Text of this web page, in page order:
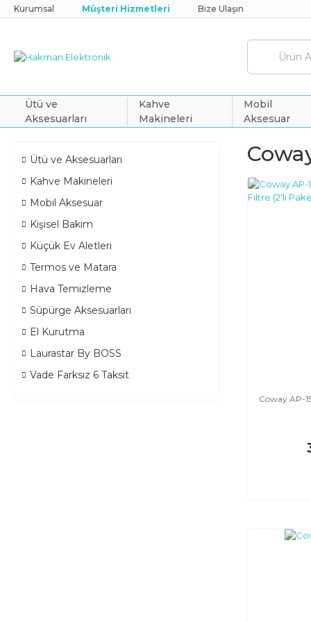
Kurumsal Müşteri Hizmetleri Bize Ulaşın
Ütü ve
Aksesuarları
Kahve
Makineleri
Mobil
Aksesuar
Ütü ve Aksesuarları
Kahve Makineleri
Mobil Aksesuar
Kişisel Bakım
Küçük Ev Aletleri
Termos ve Matara
Hava Temizleme
Süpürge Aksesuarları
El Kurutma
Laurastar By BOSS
Vade Farksız 6 Taksit
Coway AP-